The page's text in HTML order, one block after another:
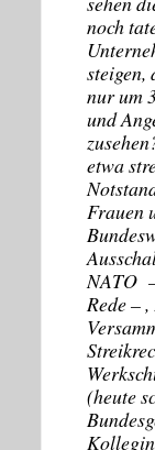
noch
steigen,
nur um
und
etwa
Frauen
NATO
Rede –
(heute